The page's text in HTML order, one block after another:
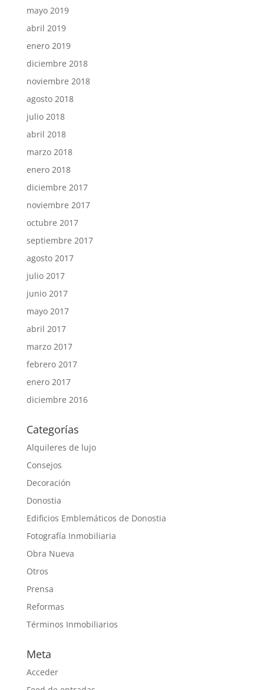
mayo 2019
abril 2019
enero 2019
diciembre 2018
noviembre 2018
agosto 2018
julio 2018
abril 2018
marzo 2018
enero 2018
diciembre 2017
noviembre 2017
octubre 2017
septiembre 2017
agosto 2017
julio 2017
junio 2017
mayo 2017
abril 2017
marzo 2017
febrero 2017
enero 2017
diciembre 2016
Categorías
Alquileres de lujo
Consejos
Decoración
Donostia
Edificios Emblemáticos de Donostia
Fotografía Inmobiliaria
Obra Nueva
Otros
Prensa
Reformas
Términos Inmobiliarios
Meta
Acceder